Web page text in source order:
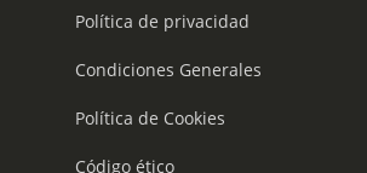
Política de privacidad
Condiciones Generales
Política de Cookies
Código ético